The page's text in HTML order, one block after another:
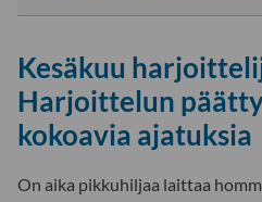
Kesäkuu
Harjoittelun
kokoavia ajatuksia
On aika pikkuhiljaa laittaa